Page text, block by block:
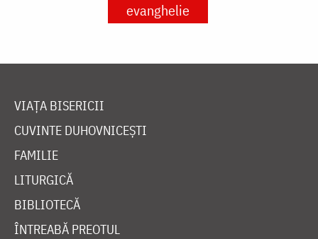
evanghelie
VIAȚA BISERICII
CUVINTE DUHOVNICEȘTI
FAMILIE
LITURGICĂ
BIBLIOTECĂ
ÎNTREABĂ PREOTUL